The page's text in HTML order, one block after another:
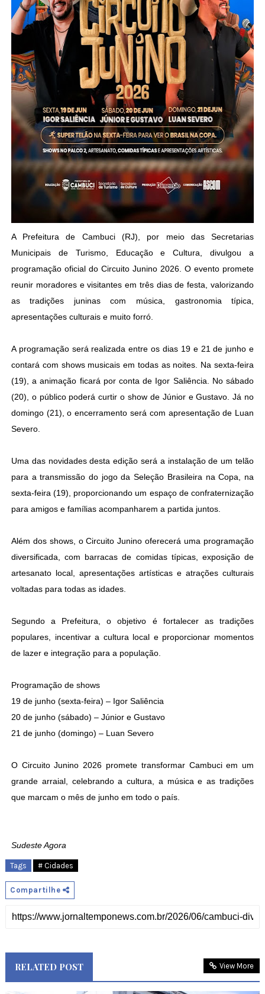
A Prefeitura de Cambuci (RJ), por meio das Secretarias
Municipais de Turismo, Educação e Cultura, divulgou a
programação oficial do Circuito Junino 2026. O evento promete
reunir moradores e visitantes em três dias de festa, valorizando
as tradições juninas com música, gastronomia típica,
apresentações culturais e muito forró.
A programação será realizada entre os dias 19 e 21 de junho e
contará com shows musicais em todas as noites. Na sexta-feira
(19), a animação ficará por conta de Igor Saliência. No sábado
(20), o público poderá curtir o show de Júnior e Gustavo. Já no
domingo (21), o encerramento será com apresentação de Luan
Severo.
Uma das novidades desta edição será a instalação de um telão
para a transmissão do jogo da Seleção Brasileira na Copa, na
sexta-feira (19), proporcionando um espaço de confraternização
para amigos e famílias acompanharem a partida juntos.
Além dos shows, o Circuito Junino oferecerá uma programação
diversificada, com barracas de comidas típicas, exposição de
artesanato local, apresentações artísticas e atrações culturais
voltadas para todas as idades.
Segundo a Prefeitura, o objetivo é fortalecer as tradições
populares, incentivar a cultura local e proporcionar momentos
de lazer e integração para a população.
Programação de shows
19 de junho (sexta-feira) – Igor Saliência
20 de junho (sábado) – Júnior e Gustavo
21 de junho (domingo) – Luan Severo
O Circuito Junino 2026 promete transformar Cambuci em um
grande arraial, celebrando a cultura, a música e as tradições
que marcam o mês de junho em todo o país.
Sudeste Agora
Tags # Cidades
Compartilhe
RELATED POST View More